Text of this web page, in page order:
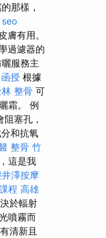
那樣，
seo
有用。
過濾器的
服務主
授 根據
整骨 可
霜。 例
塞孔，
和抗氧
整骨 竹
這是我
澤按摩
程 高雄
於輻射
噴霧而
清新且